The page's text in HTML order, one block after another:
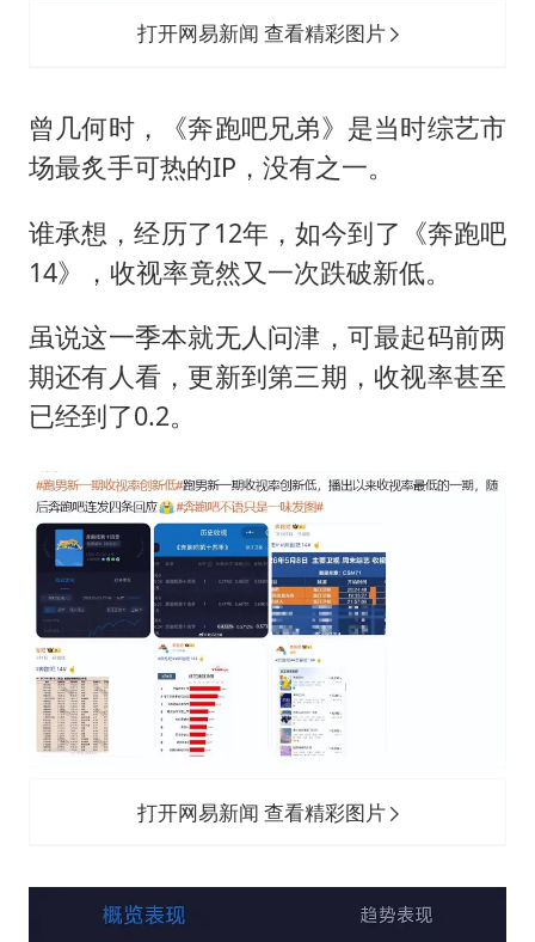
打开网易新闻 查看精彩图片
曾几何时，《奔跑吧兄弟》是当时综艺市
场最炙手可热的IP，没有之一。
谁承想，经历了12年，如今到了《奔跑吧
14》，收视率竟然又一次跌破新低。
虽说这一季本就无人问津，可最起码前两
期还有人看，更新到第三期，收视率甚至
已经到了0.2。
打开网易新闻 查看精彩图片